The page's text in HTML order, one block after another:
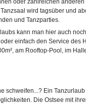
oder zahlreichen
wird tagsüber und
und Tanzparties.
kann man hier auch
einfach den Service des
am Rooftop-Pool, im
schweifen...? Ein
Die Ostsee mit